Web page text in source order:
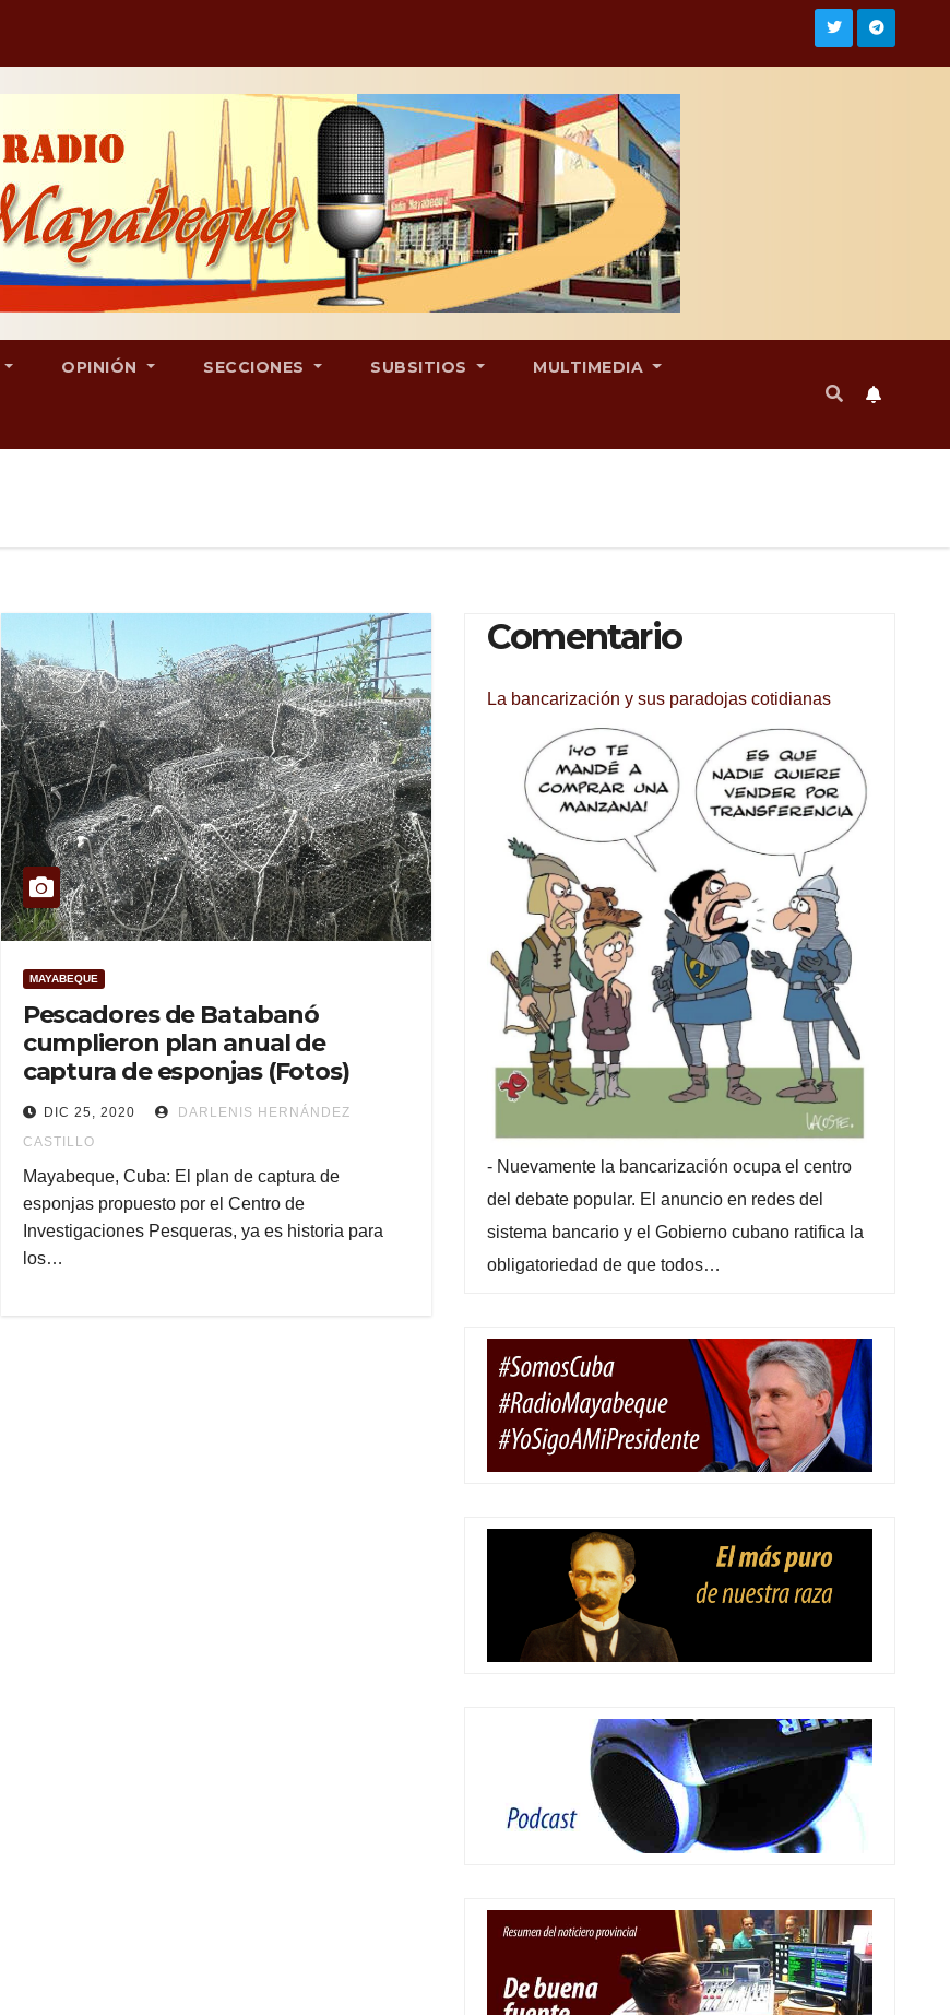
OPINIÓN SECCIONES SUBSITIOS MULTIMEDIA
MAYABEQUE
Pescadores de Batabanó
cumplieron plan anual de
captura de esponjas (Fotos)
DIC 25, 2020
DARLENIS HERNÁNDEZ
CASTILLO
Mayabeque, Cuba: El plan de captura de
esponjas propuesto por el Centro de
Investigaciones Pesqueras, ya es historia para
los…
Comentario
La bancarización y sus paradojas cotidianas
- Nuevamente la bancarización ocupa el centro
del debate popular. El anuncio en redes del
sistema bancario y el Gobierno cubano ratifica la
obligatoriedad de que todos…